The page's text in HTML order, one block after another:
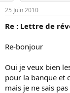
25 Juin 2010
Re : Lettre de
Re-bonjour
Oui je veux bien
pour la banque et
mais je ne sais